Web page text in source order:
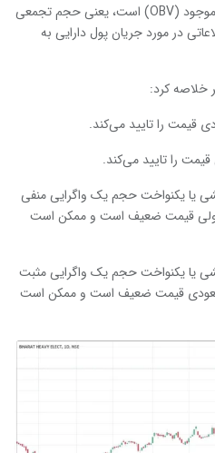
این اندیکاتور مشابه اندیکاتور حجم موجود (OBV) است، یعنی حجم تجمعی
در مورد جریان پول دارایی به
قیمت را تایید می‌کند.
را تایید می‌کند.
یا یکنواخت حجم یک واگرایی منفی
قیمت ضعیف است و ممکن است
یا یکنواخت حجم یک واگرایی مثبت
قیمت ضعیف است و ممکن است